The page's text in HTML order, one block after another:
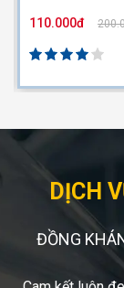
110.000đ
DỊCH
ĐỒNG